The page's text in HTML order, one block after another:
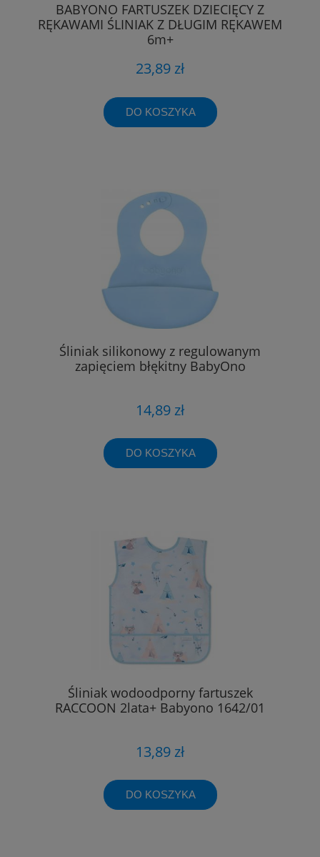
BABYONO FARTUSZEK DZIECIĘCY Z
RĘKAWAMI ŚLINIAK Z DŁUGIM RĘKAWEM
6m+
23,89 zł
DO KOSZYKA
Śliniak silikonowy z regulowanym
zapięciem błękitny BabyOno
14,89 zł
DO KOSZYKA
Śliniak wodoodporny fartuszek
RACCOON 2lata+ Babyono 1642/01
13,89 zł
DO KOSZYKA